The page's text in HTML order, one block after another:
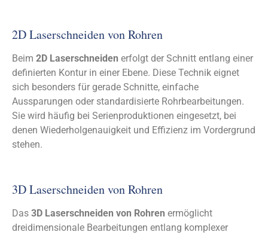
2D Laserschneiden von Rohren
Beim 2D Laserschneiden erfolgt der Schnitt entlang einer
definierten Kontur in einer Ebene. Diese Technik eignet
sich besonders für gerade Schnitte, einfache
Aussparungen oder standardisierte Rohrbearbeitungen.
Sie wird häufig bei Serienproduktionen eingesetzt, bei
denen Wiederholgenauigkeit und Effizienz im Vordergrund
stehen.
3D Laserschneiden von Rohren
Das 3D Laserschneiden von Rohren ermöglicht
dreidimensionale Bearbeitungen entlang komplexer